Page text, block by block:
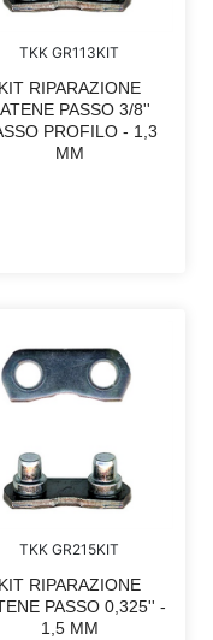
TKK GR113KIT
KIT RIPARAZIONE
PASSO 3/8''
PROFILO - 1,3
MM
TKK GR215KIT
KIT RIPARAZIONE
PASSO 0,325'' -
1,5 MM